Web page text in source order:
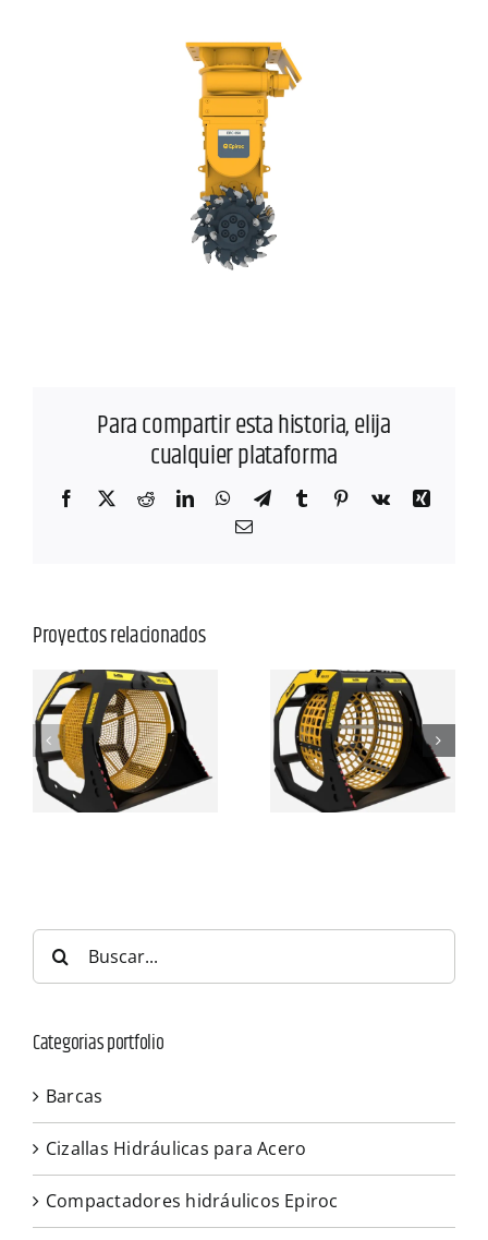
Para compartir esta historia, elija
cualquier plataforma
Facebook
X RedditLinkedInWhatsApp
TelegramTumblr Pinterest
Vk
Xing
Correo
Proyectos relacionados
Categorias portfolio
Barcas
Cizallas Hidráulicas para Acero
Compactadores hidráulicos Epiroc